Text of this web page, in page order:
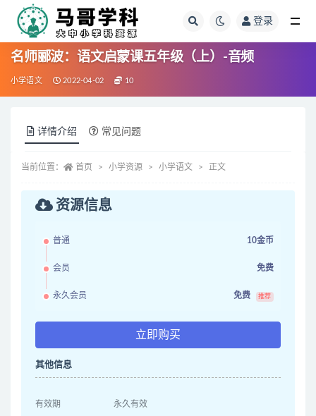
登录
名师郦波：语文启蒙课五年级（上）-音频
小学语文 2022-04-02 10
详情介绍 常见问题
当前位置： 首页 小学资源 小学语文 正文
资源信息
普通 10金币
会员 免费
永久会员 免费 推荐
立即购买
其他信息
有效期 永久有效
全部